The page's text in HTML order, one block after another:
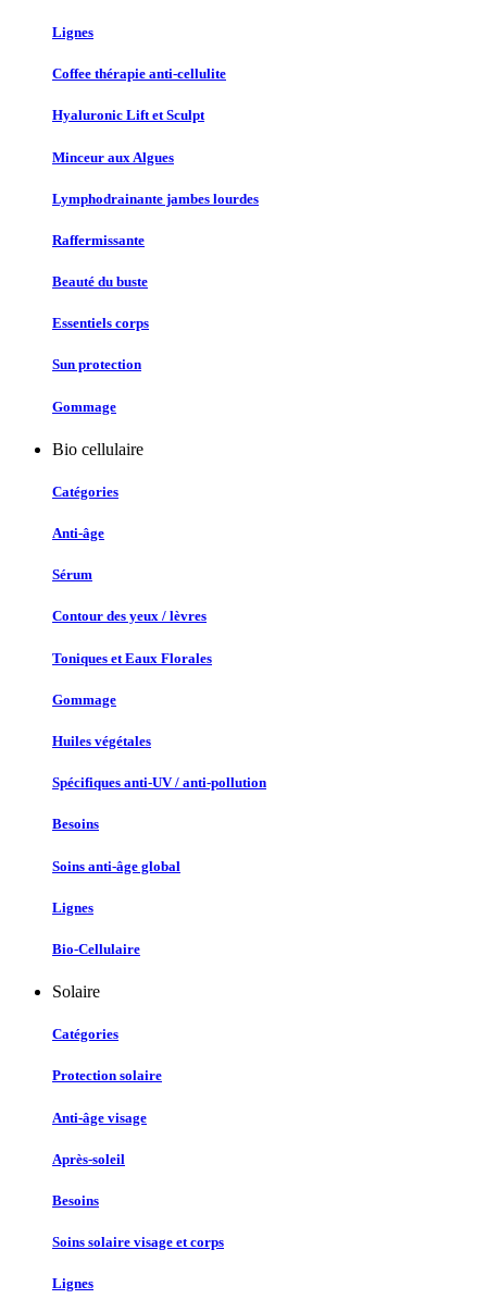
Lignes
Coffee thérapie anti-cellulite
Hyaluronic Lift et Sculpt
Minceur aux Algues
Lymphodrainante jambes lourdes
Raffermissante
Beauté du buste
Essentiels corps
Sun protection
Gommage
Bio cellulaire
Catégories
Anti-âge
Sérum
Contour des yeux / lèvres
Toniques et Eaux Florales
Gommage
Huiles végétales
Spécifiques anti-UV / anti-pollution
Besoins
Soins anti-âge global
Lignes
Bio-Cellulaire
Solaire
Catégories
Protection solaire
Anti-âge visage
Après-soleil
Besoins
Soins solaire visage et corps
Lignes